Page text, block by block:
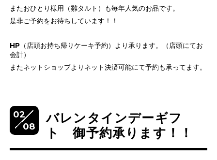
またおひとり様用（雛タルト）も毎年人気のお品です。
是非ご予約をお待ちしています！！
HP（店頭お持ち帰りケーキ予約）より承ります。（店頭にてお
会計）
またネットショップよりネット決済可能にて予約も承ってます。
02
08
バレンタインデーギフ
ト 御予約承ります！！